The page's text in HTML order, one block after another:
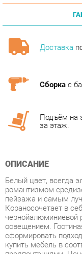
Доставкапо
романтизмом
Кораносочетает в
чернойалюминиевой
освещением.
сформировать
купить мебель в
предпочтениями. Цена
Условия покупки